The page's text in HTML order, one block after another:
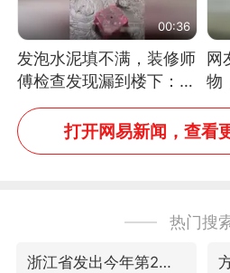
00:36
发泡水泥填不满，装修师
傅检查发现漏到楼下：出
风口未延伸到外墙
网
物
些
打开网易新闻，查看
热门搜
浙江省发出今年第2号指挥长令